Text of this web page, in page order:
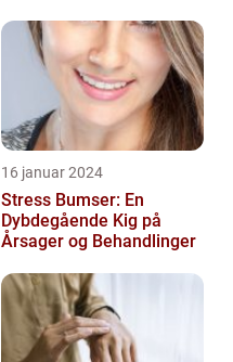
16 januar 2024
Stress Bumser: En
Dybdegående Kig på
Årsager og Behandlinger